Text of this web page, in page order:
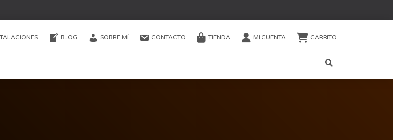
BLOG SOBRE MÍ CONTACTO TIENDA MI CUENTA CARRITO